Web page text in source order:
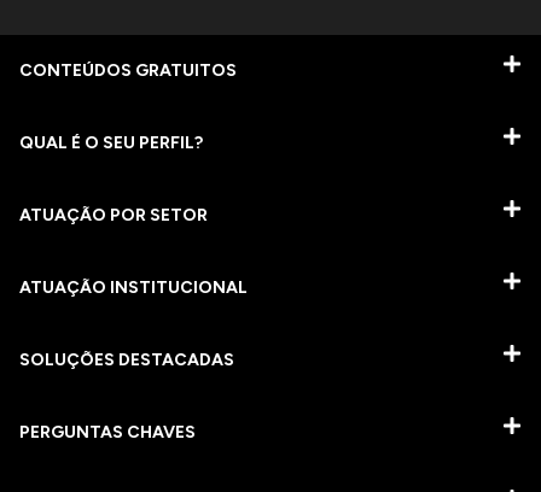
CONTEÚDOS GRATUITOS
QUAL É O SEU PERFIL?
ATUAÇÃO POR SETOR
ATUAÇÃO INSTITUCIONAL
SOLUÇÕES DESTACADAS
PERGUNTAS CHAVES​